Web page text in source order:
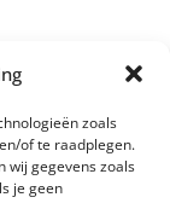
zoals
of te raadplegen.
wij gegevens zoals
je geen